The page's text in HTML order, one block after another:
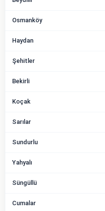
Osmanköy
Haydan
Şehitler
Bekirli
Koçak
Sarılar
Sundurlu
Yahyalı
Süngüllü
Cumalar